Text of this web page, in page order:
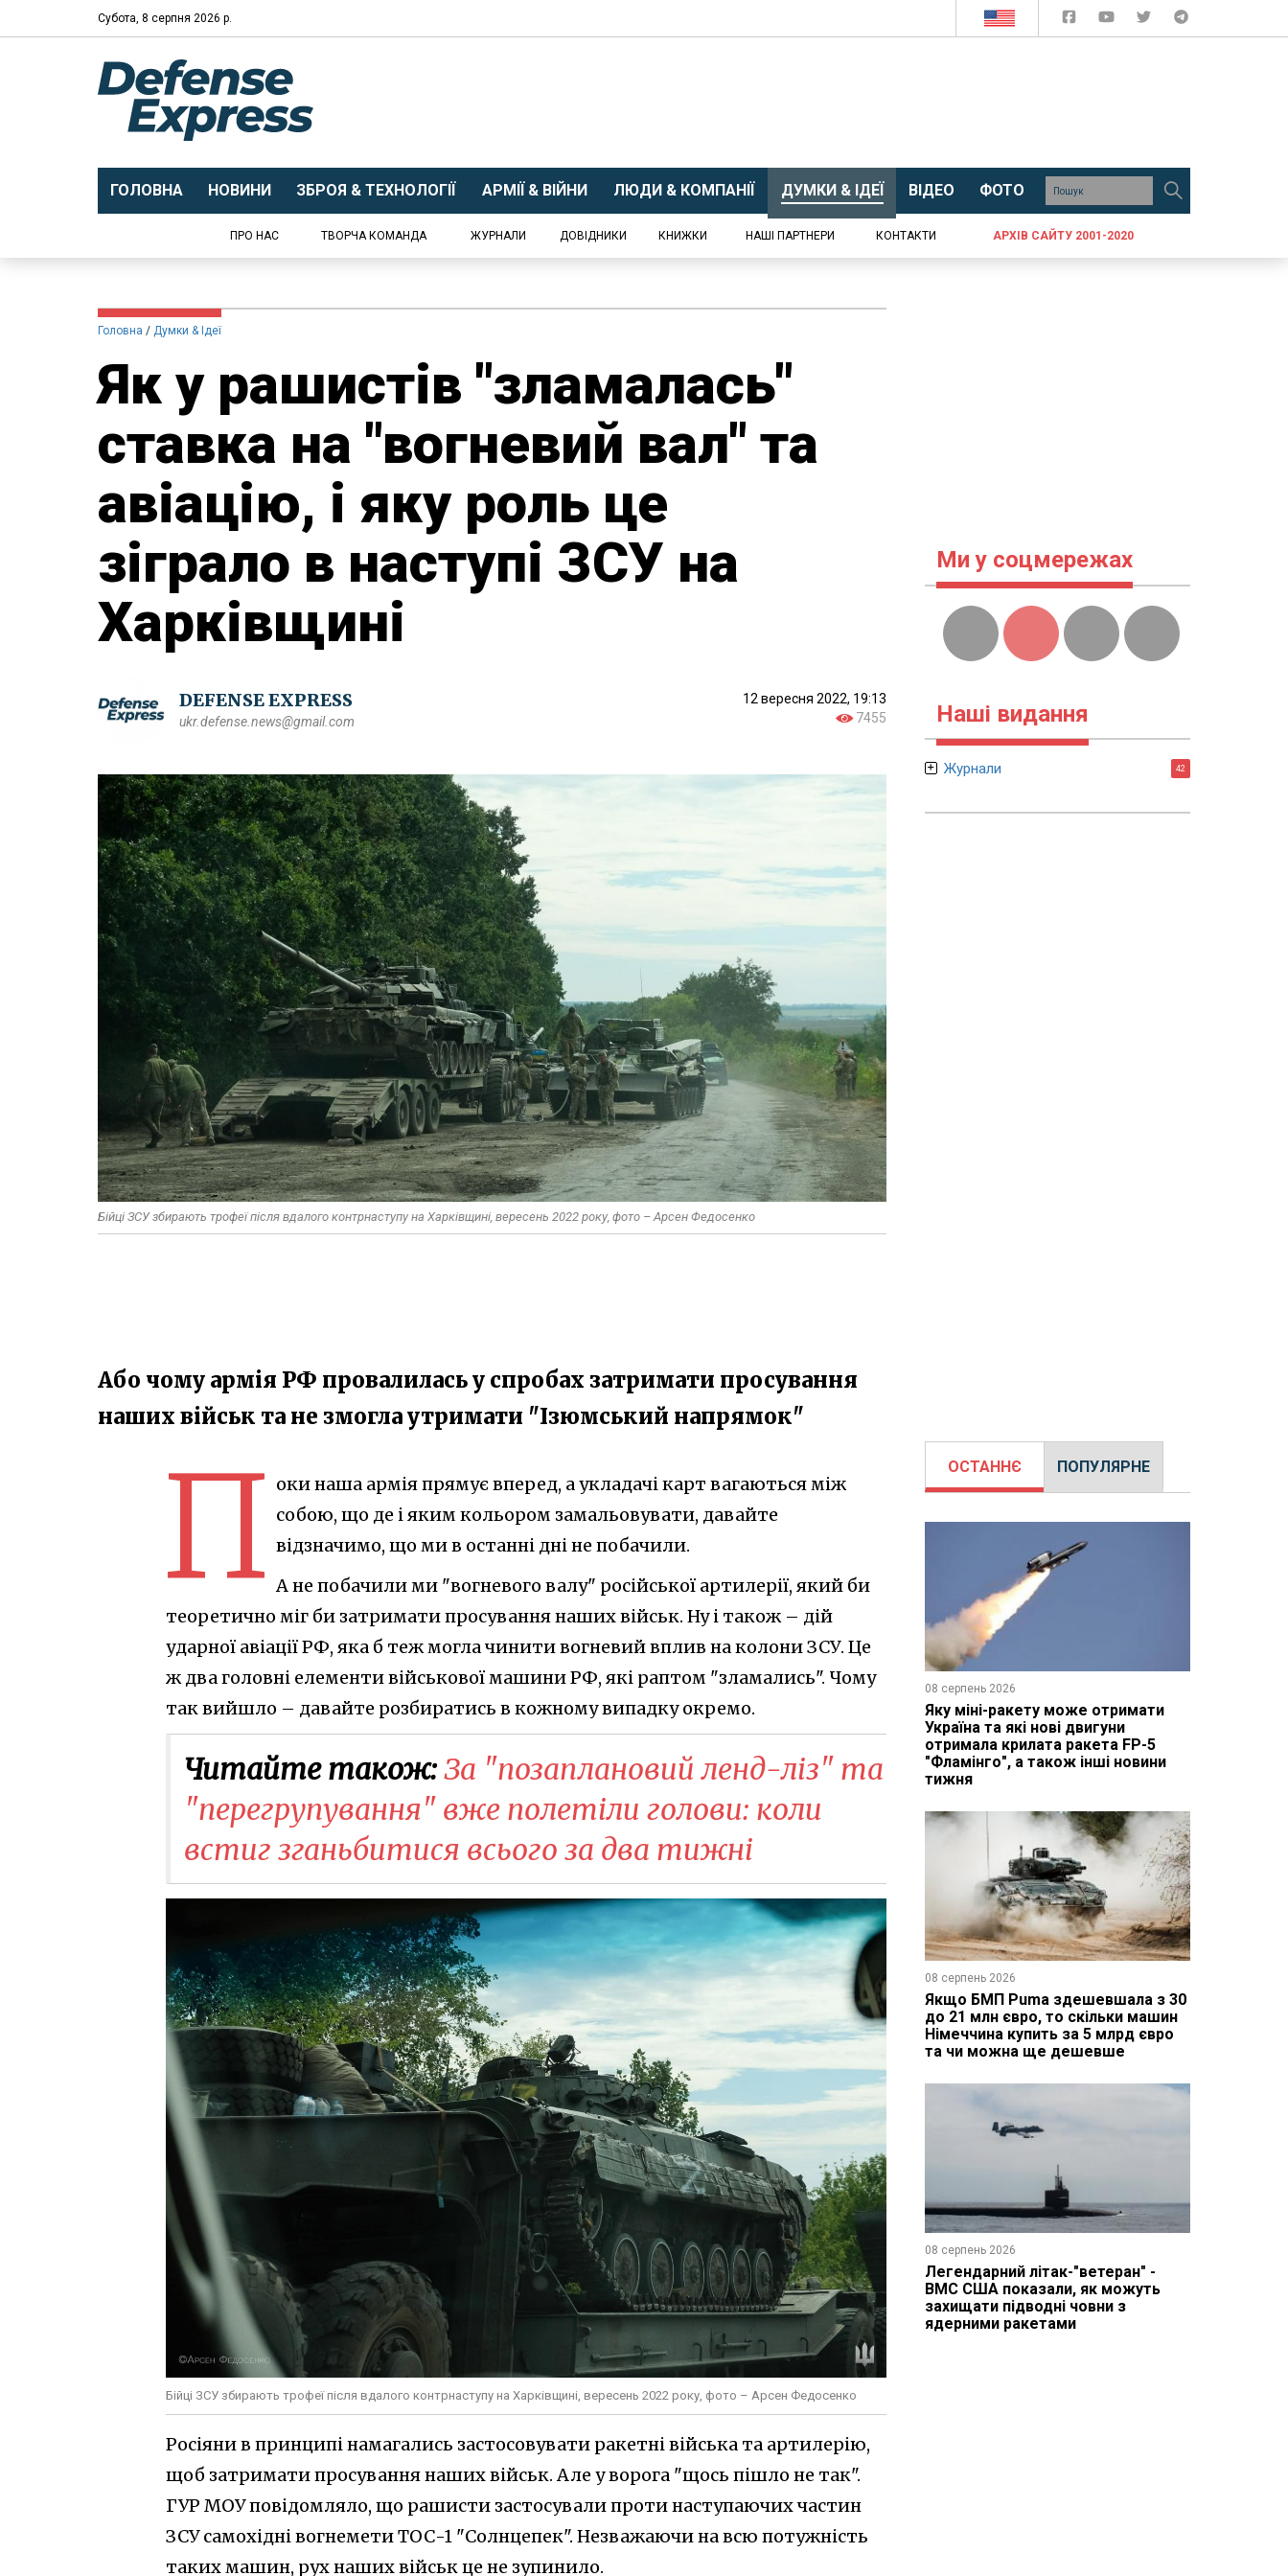
Субота, 8 серпня 2026 р.
ГОЛОВНА НОВИНИ ЗБРОЯ & ТЕХНОЛОГІЇ АРМІЇ & ВІЙНИ ЛЮДИ & КОМПАНІЇ ДУМКИ & ІДЕЇ ВІДЕО ФОТО
ПРО НАС ТВОРЧА КОМАНДА ЖУРНАЛИ ДОВІДНИКИ КНИЖКИ НАШІ ПАРТНЕРИ КОНТАКТИ АРХІВ САЙТУ 2001-2020
Головна Думки & Ідеї
Як у рашистів "зламалась"
ставка на "вогневий вал" та
авіацію, і яку роль це
зіграло в наступі ЗСУ на
Харківщині
DEFENSE EXPRESS
ukr.defense.news@gmail.com
12 вересня 2022, 19:13
7455
Бійці ЗСУ збирають трофеї після вдалого контрнаступу на Харківщині, вересень 2022 року, фото – Арсен Федосенко
Або чому армія РФ провалилась у спробах затримати просування
наших військ та не змогла утримати "Ізюмський напрямок"
П оки наша армія прямує вперед, а укладачі карт вагаються між
собою, що де і яким кольором замальовувати, давайте
відзначимо, що ми в останні дні не побачили.
А не побачили ми "вогневого валу" російської артилерії, який би
теоретично міг би затримати просування наших військ. Ну і також – дій
ударної авіації РФ, яка б теж могла чинити вогневий вплив на колони ЗСУ. Це
ж два головні елементи військової машини РФ, які раптом "зламались". Чому
так вийшло – давайте розбиратись в кожному випадку окремо.
Читайте також:За "позаплановий ленд-ліз" та
"перегрупування" вже полетіли голови: коли
встиг зганьбитися всього за два тижні
Бійці ЗСУ збирають трофеї після вдалого контрнаступу на Харківщині, вересень 2022 року, фото – Арсен Федосенко
Росіяни в принципі намагались застосовувати ракетні війська та артилерію,
щоб затримати просування наших військ. Але у ворога "щось пішло не так".
ГУР МОУ повідомляло, що рашисти застосували проти наступаючих частин
ЗСУ самохідні вогнемети ТОС-1 "Солнцепек". Незважаючи на всю потужність
таких машин, рух наших військ це не зупинило.
Ми у соцмережах
Наші видання
Журнали 42
ОСТАННЄ ПОПУЛЯРНЕ
08 серпень 2026
Яку міні-ракету може отримати
Україна та які нові двигуни
отримала крилата ракета FP-5
"Фламінго", а також інші новини
тижня
08 серпень 2026
Якщо БМП Puma здешевшала з 30
до 21 млн євро, то скільки машин
Німеччина купить за 5 млрд євро
та чи можна ще дешевше
08 серпень 2026
Легендарний літак-"ветеран" -
ВМС США показали, як можуть
захищати підводні човни з
ядерними ракетами